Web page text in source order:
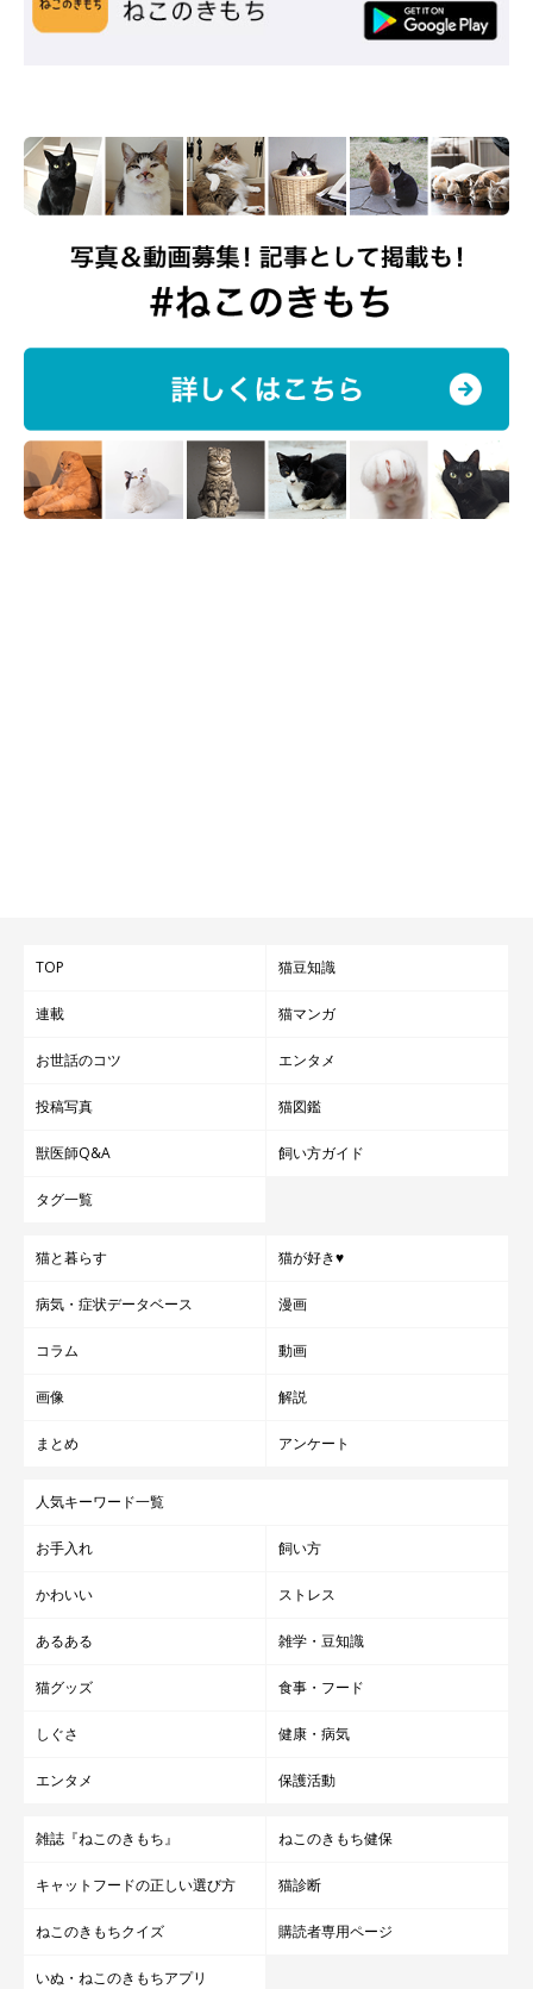
日々健やかに成長するモフくんを見て、
「モフくんに出会えて本
写真提供・取材協力／@nekoneko_ninjinさん／X（旧Twitter）
※この記事は投稿者さまに取材し、了承の上制作したものです。
2024年11月時点の情報であり、現在と異なる場合があります。
TOP 猫豆知識
連載 猫マンガ
お世話のコツ エンタメ
投稿写真 猫図鑑
獣医師Q&A 飼い方ガイド
タグ一覧
猫と暮らす 猫が好き♥
病気・症状データベース 漫画
コラム 動画
画像 解説
まとめ アンケート
人気キーワード一覧
お手入れ 飼い方
かわいい ストレス
あるある 雑学・豆知識
猫グッズ 食事・フード
しぐさ 健康・病気
エンタメ 保護活動
雑誌『ねこのきもち』 ねこのきもち健保
キャットフードの正しい選び方 猫診断
ねこのきもちクイズ 購読者専用ページ
いぬ・ねこのきもちアプリ